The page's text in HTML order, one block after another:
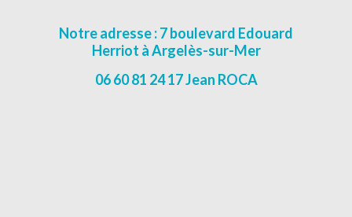
Notre adresse : 7 boulevard Edouard
Herriot à Argelès-sur-Mer
06 60 81 24 17 Jean ROCA